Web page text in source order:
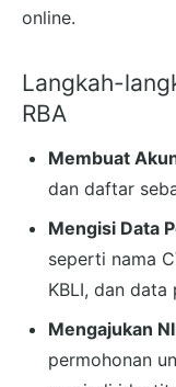
online.
Langkah-
RBA
Membuat
dan daftar
Mengisi Data
seperti nama
KBLI, dan data
Mengajukan
permohonan